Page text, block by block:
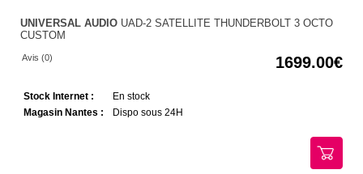
UNIVERSAL AUDIO UAD-2 SATELLITE THUNDERBOLT 3 OCTO
CUSTOM
Avis (0) 1699.00
Stock Internet :
En stock
Magasin Nantes :
Dispo sous 24H